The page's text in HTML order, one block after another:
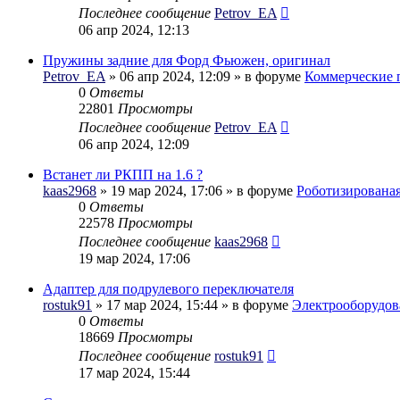
Последнее сообщение Petrov_EA
06 апр 2024, 12:13
Пружины задние для Форд Фьюжен, оригинал
Petrov_EA » 06 апр 2024, 12:09 » в форуме Коммерческие
0 Ответы
22801 Просмотры
Последнее сообщение Petrov_EA
06 апр 2024, 12:09
Встанет ли РКПП на 1.6 ?
kaas2968 » 19 мар 2024, 17:06 » в форуме
0 Ответы
22578 Просмотры
Последнее сообщение kaas2968
19 мар 2024, 17:06
Адаптер для подрулевого переключателя
rostuk91 » 17 мар 2024, 15:44 » в форуме
0 Ответы
18669 Просмотры
Последнее сообщение rostuk91
17 мар 2024, 15:44